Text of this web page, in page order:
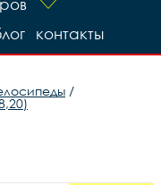
контакты
/